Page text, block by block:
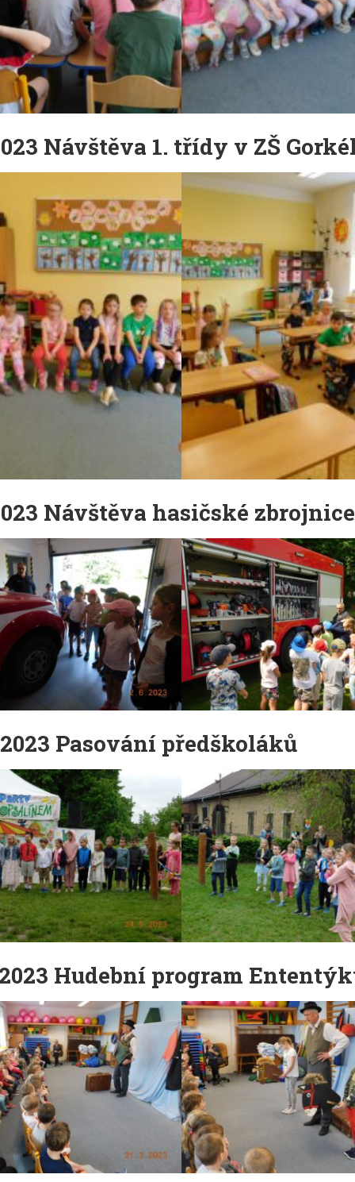
Návštěva 1. třídy v ZŠ
Návštěva hasičské zbrojnice
Pasování předškoláků
Hudební program